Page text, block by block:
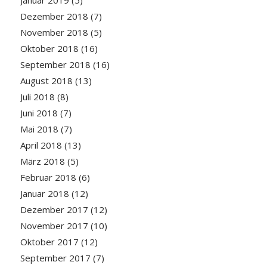
Dezember 2018 (7)
November 2018 (5)
Oktober 2018 (16)
September 2018 (16)
August 2018 (13)
Juli 2018 (8)
Juni 2018 (7)
Mai 2018 (7)
April 2018 (13)
März 2018 (5)
Februar 2018 (6)
Januar 2018 (12)
Dezember 2017 (12)
November 2017 (10)
Oktober 2017 (12)
September 2017 (7)